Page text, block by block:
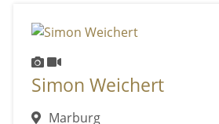
Simon Weichert
Marburg